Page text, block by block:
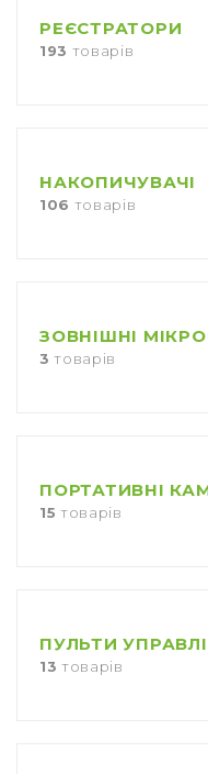
РЕЄСТРАТОРИ
193 товарів
НАКОПИЧУВАЧІ
106 товарів
ЗОВНІШНІ
3 товарів
ПОРТАТИВНІ
15 товарів
ПУЛЬТИ
13 товарів